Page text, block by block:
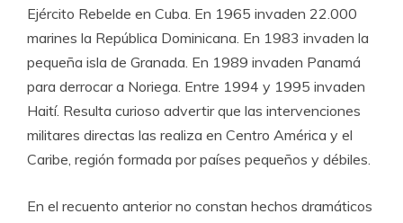
Ejército Rebelde en Cuba. En 1965 invaden 22.000
marines la República Dominicana. En 1983 invaden la
pequeña isla de Granada. En 1989 invaden Panamá
para derrocar a Noriega. Entre 1994 y 1995 invaden
Haití. Resulta curioso advertir que las intervenciones
militares directas las realiza en Centro América y el
Caribe, región formada por países pequeños y débiles.
En el recuento anterior no constan hechos dramáticos